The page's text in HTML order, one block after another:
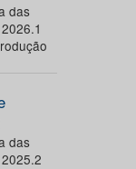
das
das